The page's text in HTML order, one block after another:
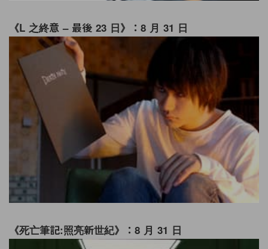
《L 之終意 – 最後 23 日》：8 月 31 日
《死亡筆記:照亮新世紀》：8 月 31 日